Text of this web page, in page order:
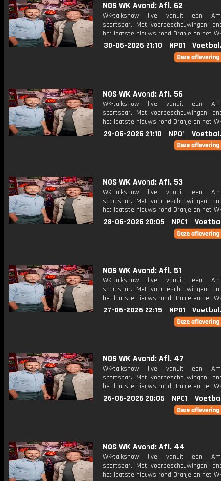
NOS WK Avond: Afl. 62
WK-talkshow live vanuit een
sportsbar. Met voorbeschouwingen,
het laatste nieuws rond Oranje en het
30-06-2026 21:10 NPO1
NOS WK Avond: Afl. 56
WK-talkshow live vanuit een
sportsbar. Met voorbeschouwingen,
het laatste nieuws rond Oranje en het
29-06-2026 21:10 NPO1
NOS WK Avond: Afl. 53
WK-talkshow live vanuit een
sportsbar. Met voorbeschouwingen,
het laatste nieuws rond Oranje en het
28-06-2026 20:05 NPO1
NOS WK Avond: Afl. 51
WK-talkshow live vanuit een
sportsbar. Met voorbeschouwingen,
het laatste nieuws rond Oranje en het
27-06-2026 22:15 NPO1
NOS WK Avond: Afl. 47
WK-talkshow live vanuit een
sportsbar. Met voorbeschouwingen,
het laatste nieuws rond Oranje en het
26-06-2026 20:05 NPO1
NOS WK Avond: Afl. 44
WK-talkshow live vanuit een
sportsbar. Met voorbeschouwingen,
het laatste nieuws rond Oranje en het